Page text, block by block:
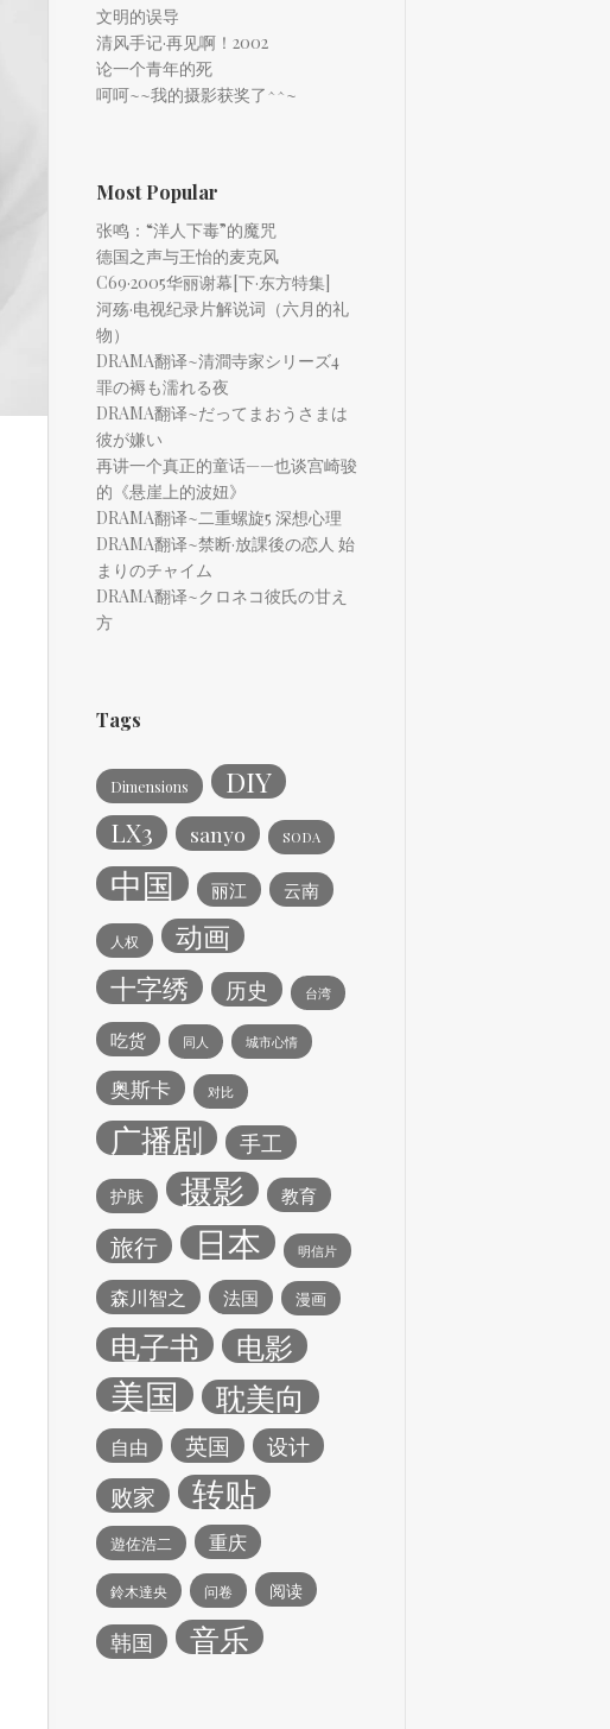
文明的误导
清风手记·再见啊！2002
论一个青年的死
呵呵~~我的摄影获奖了^^~
Most Popular
张鸣：“洋人下毒”的魔咒
德国之声与王怡的麦克风
C69·2005华丽谢幕[下·东方特集]
河殇·电视纪录片解说词（六月的礼
物）
DRAMA翻译~清澗寺家シリーズ4
罪の褥も濡れる夜
DRAMA翻译~だってまおうさまは
彼が嫌い
再讲一个真正的童话——也谈宫崎骏
的《悬崖上的波妞》
DRAMA翻译~二重螺旋5 深想心理
DRAMA翻译~禁断·放課後の恋人 始
まりのチャイム
DRAMA翻译~クロネコ彼氏の甘え
方
Tags
Dimensions DIY
LX3 sanyo SODA
中国 丽江 云南
人权 动画
十字绣 历史 台湾
吃货 同人 城市心情
奥斯卡 对比
广播剧 手工
护肤 摄影 教育
旅行 日本 明信片
森川智之 法国 漫画
电子书 电影
美国 耽美向
自由 英国 设计
败家 转贴
遊佐浩二 重庆
鈴木達央 问卷 阅读
韩国 音乐